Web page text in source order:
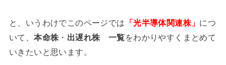
と、いうわけでこのページでは 「光半導体関連株」 につ
いて、本命株 ・ 出遅れ株 一覧をわかりやすくまとめて
いきたいと思います。